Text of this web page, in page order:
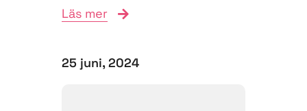
toppskikt går...
Läs mer
25 juni, 2024